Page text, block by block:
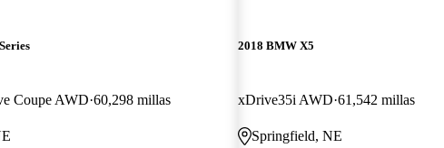
Coupe AWD 60,298 millas
2018 BMW X5
xDrive35i AWD 61,542 millas
Springfield, NE